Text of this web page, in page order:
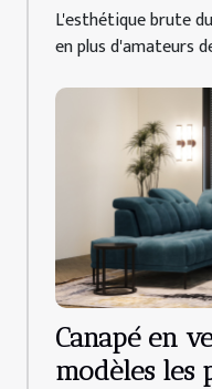
L'esthétique brute
en plus d'amateurs
Canapé en
modèles les